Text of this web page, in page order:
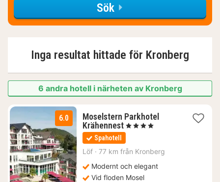
Sök
Inga resultat hittade för Kronberg
6 andra hotell i närheten av Kronberg
6.0
Moselstern Parkhotel
Krähennest1
natt
från
3365
, 4 Stjärnor
Spahotell
Löf · 77 km från Kronberg
Modernt och elegant
Vid floden Mosel